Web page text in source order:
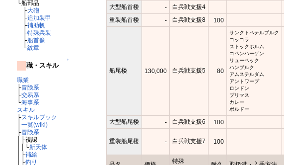
└船部品
├大砲
├追加装甲
├補助帆
├特殊兵装
├船首像
└紋章
↑
職・スキル
職業
├冒険系
├交易系
└海事系
スキル
├スキルブック
├一覧(wiki)
├冒険系
│├視認
││└新天体
│├補給
│├釣り
特殊
大型船首楼 - 白兵戦支援4
重装船首楼 - 白兵戦支援8 100
船尾楼 130,000 白兵戦支援5 80
サンクトペテルブルク
コッコラ
ストックホルム
コペンハーゲン
リューベック
ハンブルク
アムステルダム
アントワープ
ロンドン
プリマス
カレー
ボルドー
大型船尾楼 - 白兵戦支援6 100
重装船尾楼 - 白兵戦支援7 100